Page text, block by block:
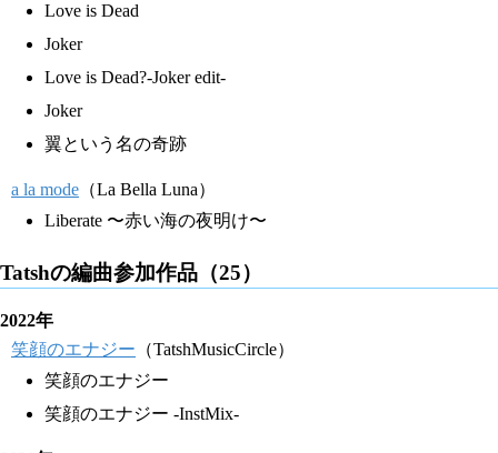
Love is Dead
Joker
Love is Dead?-Joker edit-
Joker
翼という名の奇跡
a la mode （La Bella Luna）
Liberate 〜赤い海の夜明け〜
Tatshの編曲参加作品（25）
2022年
笑顔のエナジー （TatshMusicCircle）
笑顔のエナジー
笑顔のエナジー -InstMix-